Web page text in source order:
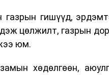
гишүүд,
цөлжилт, газрын
юм.
хөдөлгөөн,